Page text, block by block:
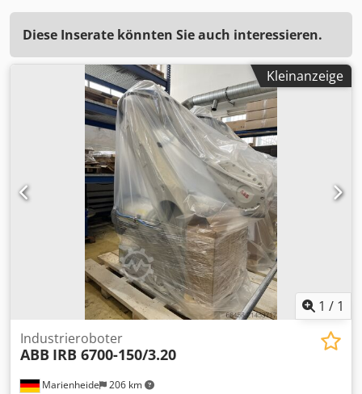
Diese Inserate könnten Sie auch interessieren.
Kleinanzeige
1 / 1
Marienheide 206 km
Industrieroboter
ABB IRB 6700-150/3.20